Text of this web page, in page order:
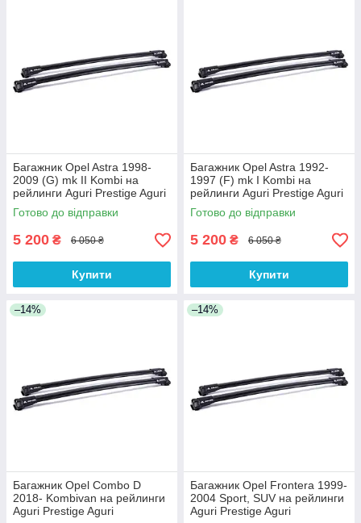
Багажник Opel Astra 1998-
2009 (G) mk II Kombi на
рейлинги Aguri Prestige Aguri
Готово до відправки
5 200 ₴ 6 050 ₴
Купити
Багажник Opel Astra 1992-
1997 (F) mk I Kombi на
рейлинги Aguri Prestige Aguri
Готово до відправки
5 200 ₴ 6 050 ₴
Купити
–14%
Багажник Opel Combo D
2018- Kombivan на рейлинги
Aguri Prestige Aguri
–14%
Багажник Opel Frontera 1999-
2004 Sport, SUV на рейлинги
Aguri Prestige Aguri